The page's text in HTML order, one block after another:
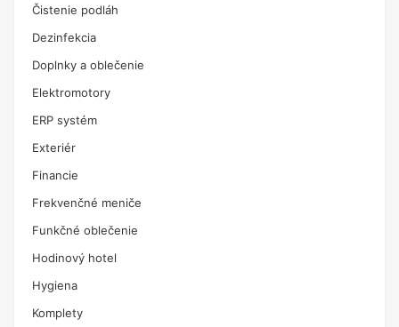
Čistenie podláh
Dezinfekcia
Doplnky a oblečenie
Elektromotory
ERP systém
Exteriér
Financie
Frekvenčné meniče
Funkčné oblečenie
Hodinový hotel
Hygiena
Komplety